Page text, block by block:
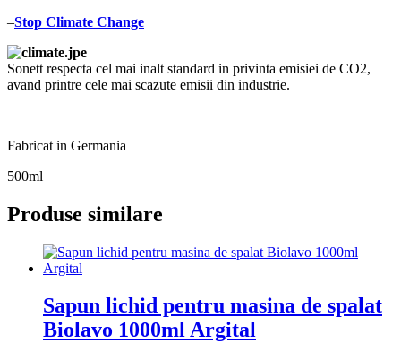
–Stop Climate Change
Sonett respecta cel mai inalt standard in privinta emisiei de CO2,
avand printre cele mai scazute emisii din industrie.
Fabricat in Germania
500ml
Produse similare
Sapun lichid pentru masina de spalat
Biolavo 1000ml Argital